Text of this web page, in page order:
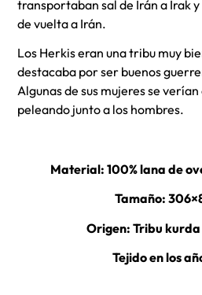
transportaban sal de Irán a Irak
de vuelta a Irán.
Los Herkis eran una tribu muy
destacaba por ser buenos
Algunas de sus mujeres se
peleando junto a los hombres.
Material: 100% lana de
Tamaño:
Origen: Tribu
Tejido en los